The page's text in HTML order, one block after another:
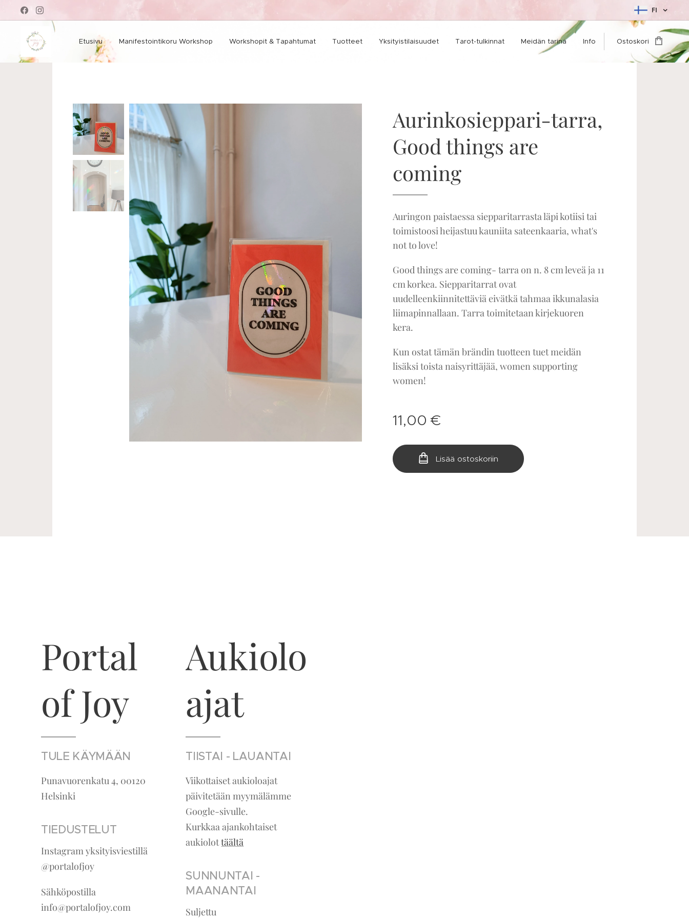
FI
Etusivu Manifestointikoru Workshop Workshopit & Tapahtumat Tuotteet Yksityistilaisuudet Tarot-tulkinnat Meidän tarina Info Ostoskori
Aurinkosieppari-tarra,
Good things are
coming
Auringon paistaessa siepparitarrasta läpi kotiisi tai
toimistoosi heijastuu kauniita sateenkaaria, what's
not to love!
Good things are coming- tarra on n. 8 cm leveä ja 11
cm korkea. Siepparitarrat ovat
uudelleenkiinnitettäviä eivätkä tahmaa ikkunalasia
liimapinnallaan. Tarra toimitetaan kirjekuoren
kera.
Kun ostat tämän brändin tuotteen tuet meidän
lisäksi toista naisyrittäjää, women supporting
women!
11,00 €
Lisää ostoskoriin
Portal
of Joy
TULE KÄYMÄÄN
Punavuorenkatu 4, 00120
Helsinki
TIEDUSTELUT
Instagram yksityisviestillä
@portalofjoy
Sähköpostilla
info@portalofjoy.com
Aukiolo
ajat
TIISTAI - LAUANTAI
Viikottaiset aukioloajat
päivitetään myymälämme
Google-sivulle.
Kurkkaa ajankohtaiset
aukiolottäältä
SUNNUNTAI -
MAANANTAI
Suljettu